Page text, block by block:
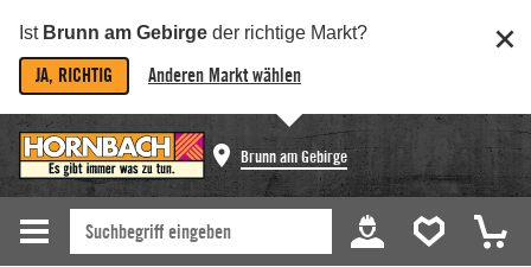
Ist Brunn am Gebirge der richtige Markt?
JA, RICHTIG Anderen Markt wählen
Brunn am Gebirge